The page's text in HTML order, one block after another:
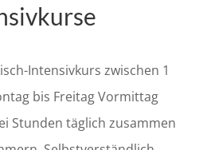
Intensivkurs zwischen 1
bis Freitag Vormittag
Stunden täglich zusammen